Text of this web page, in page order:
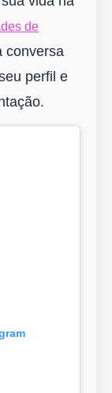
de
conversa
perfil e